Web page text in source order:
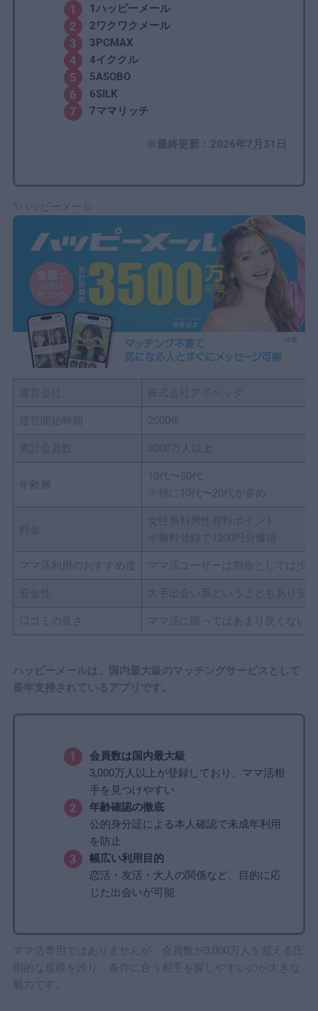
ママ活とは？年上女性が若い男性を経済的にサポー
トする大人の交際
ママ活をしているのはどんな人？年齢層と職業の
ママ活・パパ活・姉活の違い
ママ活は違法？合法的に楽しむための条件
ママ活の始め方・やり方【初心者向け5ステップ完全
5-1｜ステップ1：ママを探す「場所」を選ぶ
5-2｜ステップ2：選ばれる男性プロフィールを作る
ステップ3：初回メッセージで興味を引く
5-4｜ ステップ4：顔合わせ（初デート）を成功させる
5-5｜
ステップ5：継続的な関係を築く
6ママ活に関するよくある質問6選【Q&A】
6-1｜Q1.ママ活の平均相場はいくらですか？
6-2｜Q2.ママ活アプリに業者やサクラはいますか？見分
け方は？
6-3｜Q3.ママ活は大学生・学生でもできますか？
6-5｜
Q5.地方や田舎に住んでいてもママ活できますか？
6-6｜Q6.ママ活は既婚女性（人妻）でもやっています
1ハッピーメール
2ワクワクメール
3PCMAX
4イククル
5ASOBO
6SILK
7ママリッチ
※最終更新：2026年7月31日
1ハッピーメール
運営開始時期 2000年
年齢層
10代〜50代
※特に10代〜20代が多め
ママ活利用のおすすめ度 ママ活ユーザーは割合としては少
口コミの良さ ママ活に限ってはあまり良くない
ハッピーメールは、国内最大級のマッチングサービスとして
長年支持されているアプリです。
会員数は国内最大級
3,000万人以上が登録しており、ママ活相
手を見つけやすい
年齢確認の徹底
公的身分証による本人確認で未成年利用
を防止
幅広い利用目的
恋活・友活・大人の関係など、目的に応
じた出会いが可能
ママ活専用ではありませんが、会員数が3,000万人を超える圧
倒的な規模を誇り、条件に合う相手を探しやすいのが大きな
魅力です。